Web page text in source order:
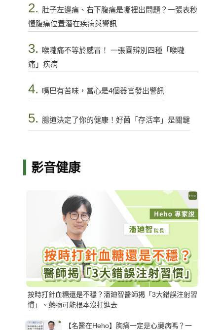
2. 肚子左邊痛、右下腹痛是哪裡出問題？一張表秒
懂腹痛位置潛在疾病與警訊
3.
喉嚨痛不等於感冒！ 一張圖辨別四種「喉嚨
痛」疾病
4. 嘴巴有苦味，當心是4個器官發出警訊
5. 腸道決定了你的健康！好菌「存活率」是關鍵
影音健康
按時打針血糖還是不穩？潘廸智醫師揭「3大錯誤注射習
慣」、藥物可能根本沒打進去
【名醫在Heho】胸痛一定是心臟病嗎？一